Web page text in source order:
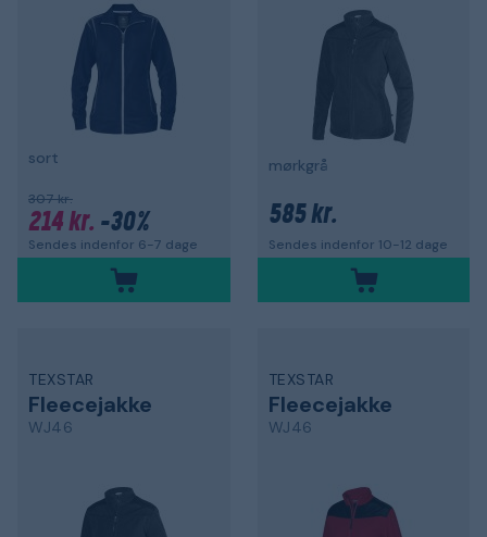
sort
307 kr.
214 kr. -30%
Sendes indenfor 6-7 dage
mørkgrå
585 kr.
Sendes indenfor 10-12 dage
TEXSTAR
Fleecejakke
WJ46
TEXSTAR
Fleecejakke
WJ46